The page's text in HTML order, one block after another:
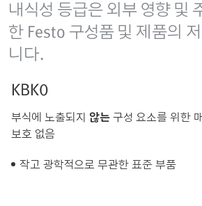
내식성 등급은 외부 영향 및
한 Festo 구성품 및 제품의
니다.
KBK0
부식에 노출되지 않는구성 요소를 위한
보호 없음
작고 광학적으로 무관한 표준 부품